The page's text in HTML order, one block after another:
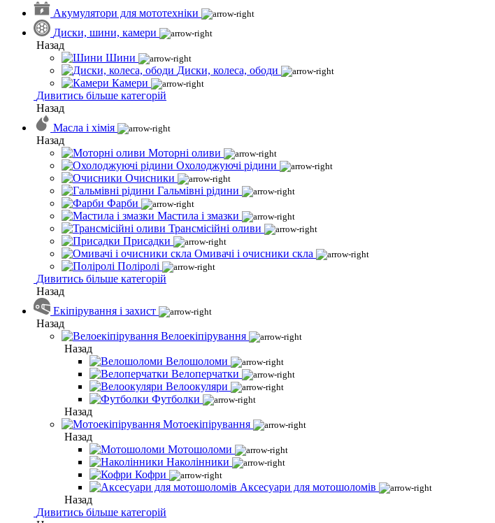
Акумулятори для мототехніки
Диски, шини, камери
Назад
Шини
Диски, колеса, ободи
Камери
Дивитись більше категорій
Назад
Масла і хімія
Назад
Моторні оливи
Охолоджуючі рідини
Очисники
Гальмівні рідини
Фарби
Мастила і змазки
Трансмісійні оливи
Присадки
Омивачі і очисники скла
Поліролі
Дивитись більше категорій
Назад
Екіпірування і захист
Назад
Велоекіпірування
Назад
Велошоломи
Велоперчатки
Велоокуляри
Футболки
Назад
Мотоекіпірування
Назад
Мотошоломи
Наколінники
Кофри
Аксесуари для мотошоломів
Назад
Дивитись більше категорій